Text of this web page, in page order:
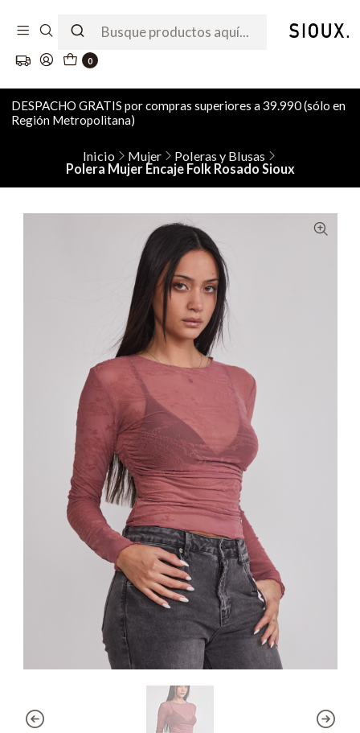
0
DESPACHO GRATIS por compras superiores a 39.990 (sólo en
Región Metropolitana)
Inicio Mujer
Poleras y Blusas
Polera Mujer Encaje Folk Rosado Sioux